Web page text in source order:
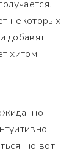
некоторых
добавят
хитом!
но вот